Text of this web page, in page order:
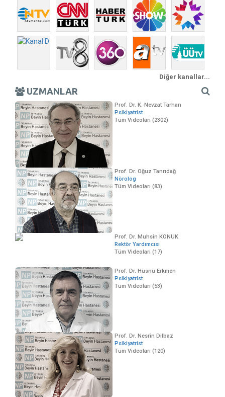
Diğer kanallar...
UZMANLAR
Prof. Dr. K. Nevzat Tarhan
Psikiyatrist
Tüm Videoları (2302)
Prof. Dr. Oğuz Tanrıdağ
Nörolog
Tüm Videoları (83)
Prof. Dr. Muhsin KONUK
Rektör Yardımcısı
Tüm Videoları (17)
Prof. Dr. Hüsnü Erkmen
Psikiyatrist
Tüm Videoları (53)
Prof. Dr. Nesrin Dilbaz
Psikiyatrist
Tüm Videoları (120)